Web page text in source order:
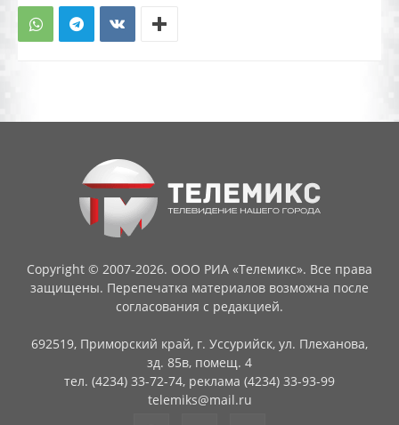
Copyright © 2007-2026. ООО РИА «Телемикс». Все права
защищены. Перепечатка материалов возможна после
согласования с редакцией.
692519, Приморский край, г. Уссурийск, ул. Плеханова,
зд. 85в, помещ. 4
тел. (4234) 33-72-74, реклама (4234) 33-93-99
telemiks@mail.ru